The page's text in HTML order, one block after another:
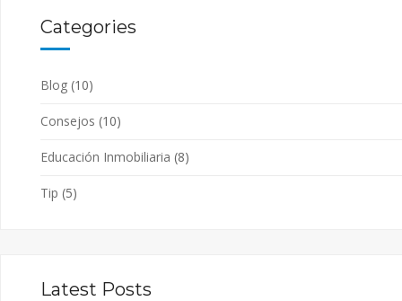
Categories
Blog (10)
Consejos (10)
Educación Inmobiliaria (8)
Tip (5)
Latest Posts